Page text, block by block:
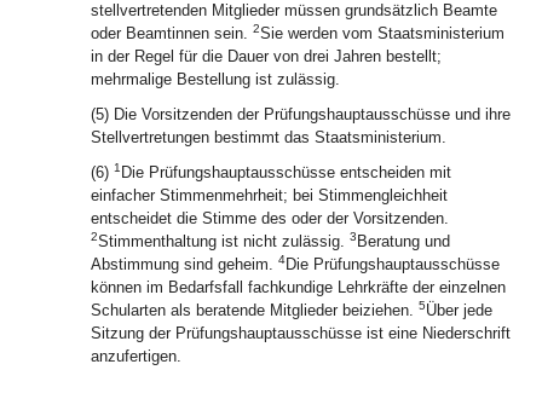
stellvertretenden Mitglieder müssen grundsätzlich Beamte
oder Beamtinnen sein. 2Sie werden vom Staatsministerium
in der Regel für die Dauer von drei Jahren bestellt;
mehrmalige Bestellung ist zulässig.
(5) Die Vorsitzenden der Prüfungshauptausschüsse und ihre
Stellvertretungen bestimmt das Staatsministerium.
(6) 1 Die Prüfungshauptausschüsse entscheiden mit
einfacher Stimmenmehrheit; bei Stimmengleichheit
entscheidet die Stimme des oder der Vorsitzenden.
2Stimmenthaltung ist nicht zulässig. 3 Beratung und
Abstimmung sind geheim. 4Die Prüfungshauptausschüsse
können im Bedarfsfall fachkundige Lehrkräfte der einzelnen
Schularten als beratende Mitglieder beiziehen. 5Über jede
Sitzung der Prüfungshauptausschüsse ist eine Niederschrift
anzufertigen.